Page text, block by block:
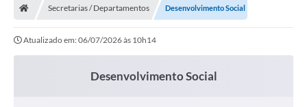
Secretarias / Departamentos Desenvolvimento Social
Atualizado em: 06/07/2026 às 10h14
Desenvolvimento Social